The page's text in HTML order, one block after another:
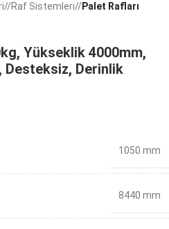
/ Raf Sistemleri/ Palet Rafları
Yükseklik 4000mm,
Desteksiz, Derinlik
1050 mm
8440 mm